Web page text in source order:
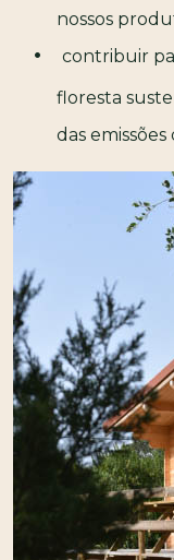
nossos
contribuir
floresta
das emissões